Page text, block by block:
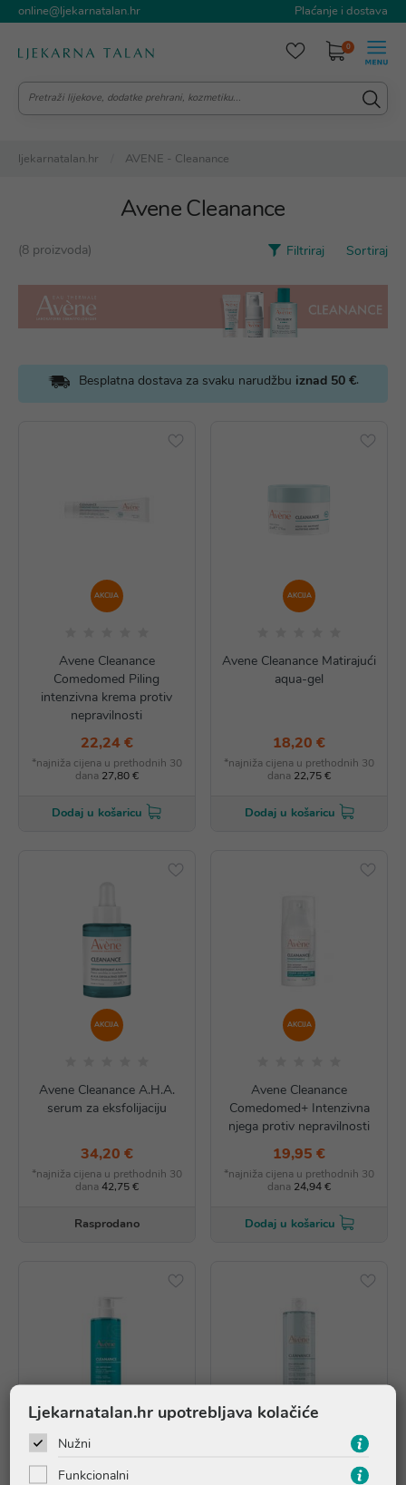
online@ljekarnatalan.hr Plaćanje i dostava
0
ljekarnatalan.hr AVENE - Cleanance
Avene Cleanance
(8 proizvoda) Filtriraj Sortiraj
Besplatna dostava za svaku narudžbu iznad 50 €.
AKCIJA
Avene Cleanance
Comedomed Piling
intenzivna krema protiv
nepravilnosti
22,24 €
*najniža cijena u prethodnih 30
dana 27,80 €
Dodaj u košaricu
AKCIJA
Avene Cleanance Matirajući
aqua-gel
18,20 €
*najniža cijena u prethodnih 30
dana 22,75 €
Dodaj u košaricu
AKCIJA
Avene Cleanance A.H.A.
serum za eksfolijaciju
34,20 €
*najniža cijena u prethodnih 30
dana 42,75 €
Rasprodano
AKCIJA
Avene Cleanance
Comedomed+ Intenzivna
njega protiv nepravilnosti
19,95 €
*najniža cijena u prethodnih 30
dana 24,94 €
Dodaj u košaricu
Ljekarnatalan.hr upotrebljava kolačiće
Nužni
Funkcionalni